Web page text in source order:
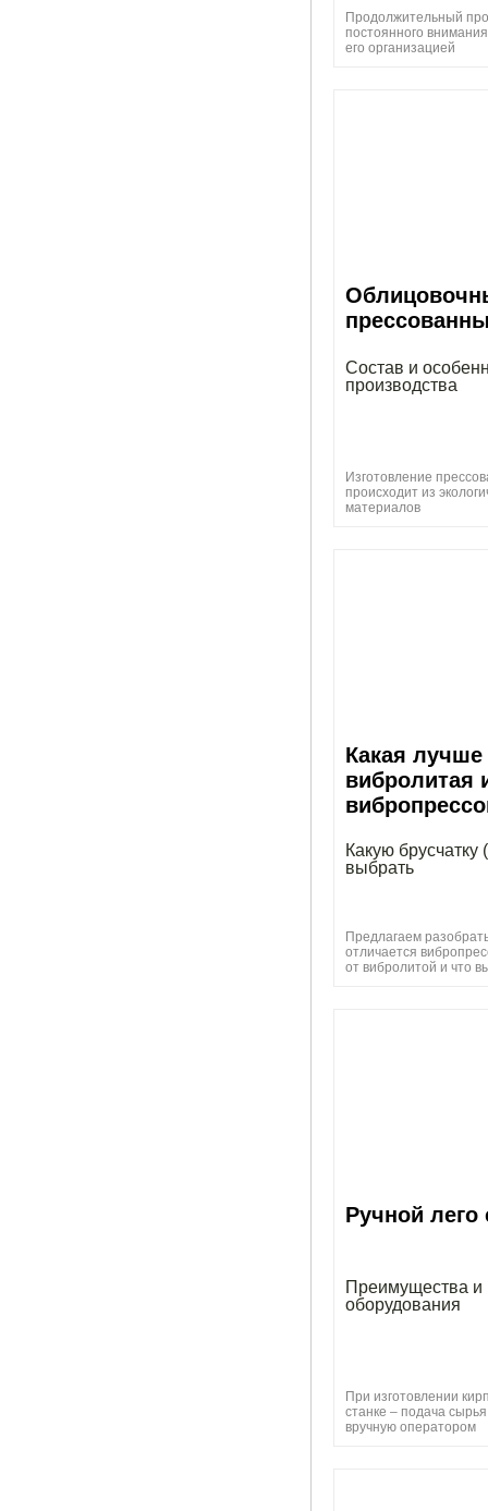
Продолжительный
постоянного
его организацией
Состав и
производства
Изготовление
происходит из
материалов
Какая лучше
вибролитая
Какую брусчатку
выбрать
Предлагаем
отличается
от вибролитой и что
Ручной лего
Преимущества и
оборудования
При изготовлении
станке – подача
вручную оператором